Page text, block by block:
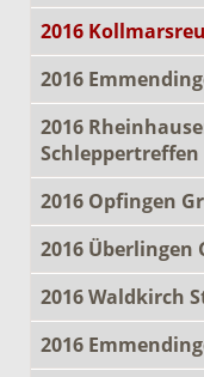
2016
2016
2016
Schleppertreffen
2016 Opfingen
2016 Überlingen
2016 Waldkirch
2016